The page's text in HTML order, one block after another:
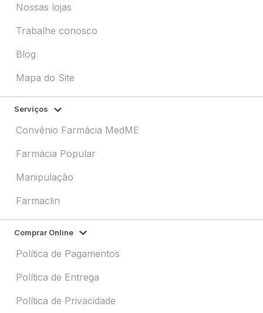
Nossas lojas
Trabalhe conosco
Blog
Mapa do Site
Serviços
Convênio Farmácia MedME
Farmácia Popular
Manipulação
Farmaclin
Comprar Online
Política de Pagamentos
Política de Entrega
Política de Privacidade